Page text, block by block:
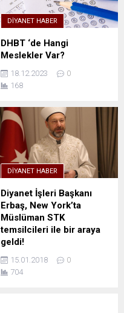
DIYANET HABER
DHBT ‘de Hangi
Meslekler Var?
18.12.2023
0
168
DIYANET HABER
Diyanet İşleri Başkanı
Erbaş, New York’ta
Müslüman STK
temsilcileri ile bir araya
geldi!
15.01.2018
0
704